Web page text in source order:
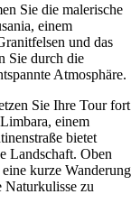
Sie die malerische
einem
und das
Sie durch die
Atmosphäre.
Sie Ihre Tour fort
einem
bietet
Landschaft. Oben
kurze Wanderung
Naturkulisse zu